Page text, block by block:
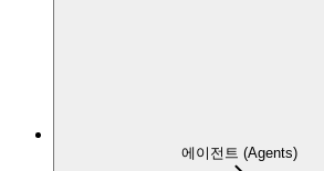
에이전트 (Agents)